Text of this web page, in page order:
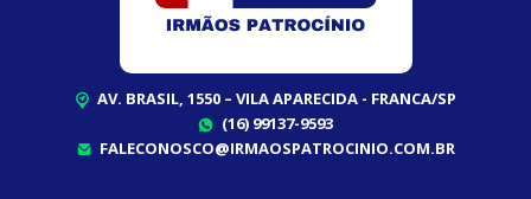
AV. BRASIL, 1550 – VILA APARECIDA - FRANCA/SP
(16) 99137-9593
FALECONOSCO@IRMAOSPATROCINIO.COM.BR